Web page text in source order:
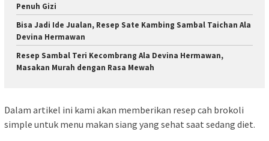
Penuh Gizi
Bisa Jadi Ide Jualan, Resep Sate Kambing Sambal Taichan Ala
Devina Hermawan
Resep Sambal Teri Kecombrang Ala Devina Hermawan,
Masakan Murah dengan Rasa Mewah
Dalam artikel ini kami akan memberikan resep cah brokoli
simple untuk menu makan siang yang sehat saat sedang diet.